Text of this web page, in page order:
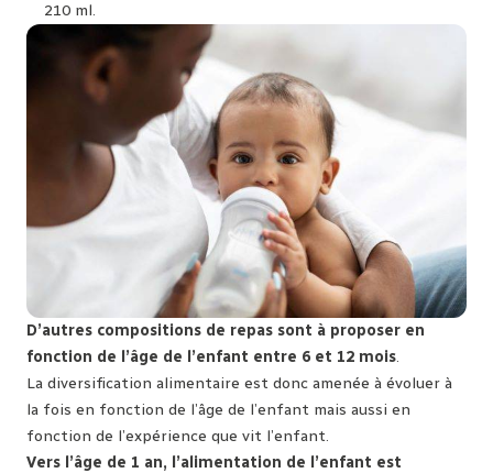
210 ml.
D’autres compositions de repas sont à proposer en
fonction de l’âge de l’enfant entre 6 et 12 mois.
La diversification alimentaire est donc amenée à évoluer à
la fois en fonction de l’âge de l’enfant mais aussi en
fonction de l’expérience que vit l’enfant.
Vers l’âge de 1 an, l’alimentation de l’enfant est